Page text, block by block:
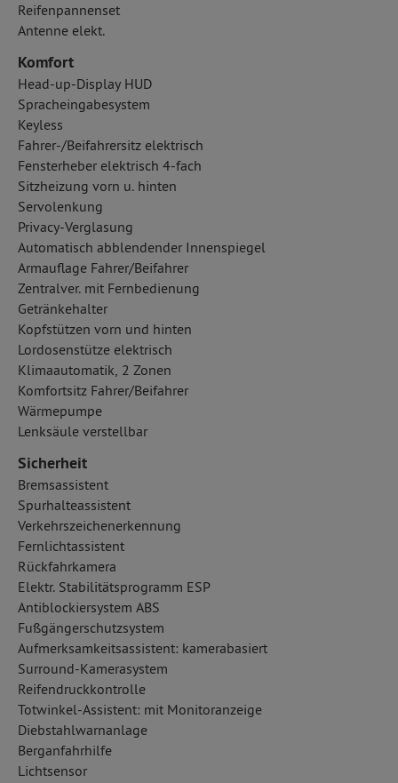
Reifenpannenset
Antenne elekt.
Komfort
Head-up-Display HUD
Spracheingabesystem
Keyless
Fahrer-/Beifahrersitz elektrisch
Fensterheber elektrisch 4-fach
Sitzheizung vorn u. hinten
Servolenkung
Privacy-Verglasung
Automatisch abblendender Innenspiegel
Armauflage Fahrer/Beifahrer
Zentralver. mit Fernbedienung
Getränkehalter
Kopfstützen vorn und hinten
Lordosenstütze elektrisch
Klimaautomatik, 2 Zonen
Komfortsitz Fahrer/Beifahrer
Wärmepumpe
Lenksäule verstellbar
Sicherheit
Bremsassistent
Spurhalteassistent
Verkehrszeichenerkennung
Fernlichtassistent
Rückfahrkamera
Elektr. Stabilitätsprogramm ESP
Antiblockiersystem ABS
Fußgängerschutzsystem
Aufmerksamkeitsassistent: kamerabasiert
Surround-Kamerasystem
Reifendruckkontrolle
Totwinkel-Assistent: mit Monitoranzeige
Diebstahlwarnanlage
Berganfahrhilfe
Lichtsensor